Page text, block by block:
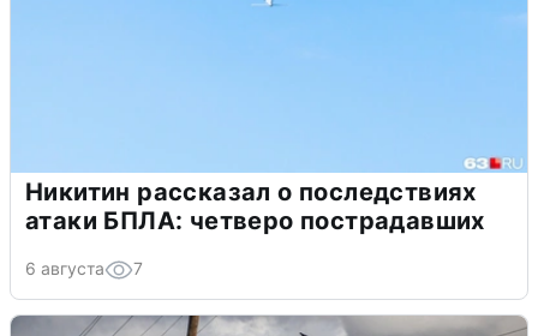
Никитин рассказал о последствиях
атаки БПЛА: четверо пострадавших
6 августа 7